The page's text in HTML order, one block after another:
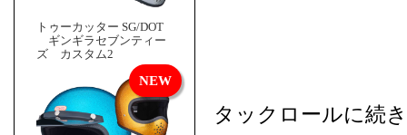
トゥーカッター SG/DOT
ギンギラセブンティー
ズ カスタム2
タックロールに続き